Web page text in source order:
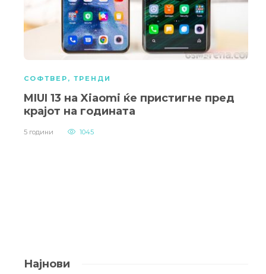
СОФТВЕР , ТРЕНДИ
MIUI 13 на Xiaomi ќе пристигне пред
крајот на годината
5 години 1045
Најнови